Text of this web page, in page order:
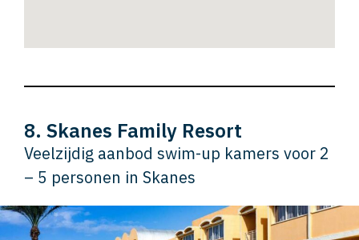
8. Skanes Family Resort
Veelzijdig aanbod swim-up kamers voor 2
– 5 personen in Skanes